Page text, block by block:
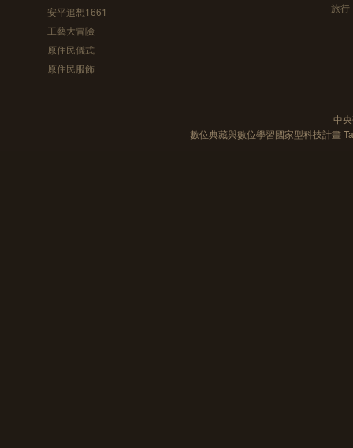
安平追想1661
工藝大冒險
原住民儀式
原住民服飾
旅行
中
數位典藏與數位學習國家型科技計畫